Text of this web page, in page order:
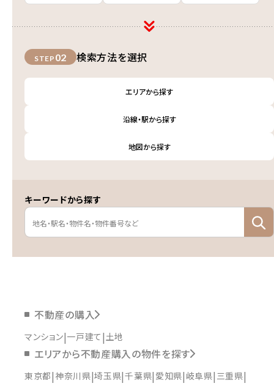
STEP 02 検索方法を選択
エリアから探す
沿線・駅から探す
地図から探す
キーワードから探す
不動産の購入
マンション 一戸建て 土地
エリアから不動産購入の物件を探す
東京都 神奈川県 埼玉県 千葉県 愛知県 岐阜県 三重県